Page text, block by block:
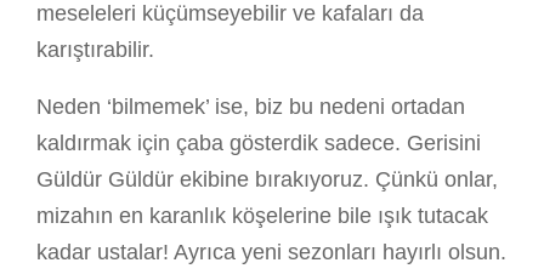
meseleleri küçümseyebilir ve kafaları da
karıştırabilir.
Neden ‘bilmemek’ ise, biz bu nedeni ortadan
kaldırmak için çaba gösterdik sadece. Gerisini
Güldür Güldür ekibine bırakıyoruz. Çünkü onlar,
mizahın en karanlık köşelerine bile ışık tutacak
kadar ustalar! Ayrıca yeni sezonları hayırlı olsun.